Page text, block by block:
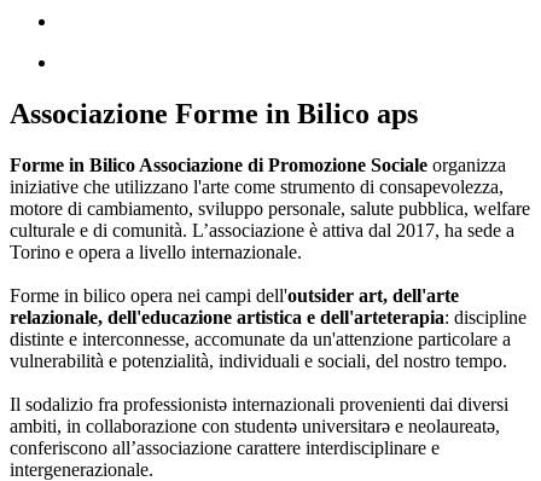
Associazione Forme in Bilico aps
Forme in Bilico Associazione di Promozione Sociale organizza
iniziative che utilizzano l'arte come strumento di consapevolezza,
motore di cambiamento, sviluppo personale, salute pubblica, welfare
culturale e di comunità. L’associazione è attiva dal 2017, ha sede a
Torino e opera a livello internazionale.
Forme in bilico opera nei campi dell'outsider art, dell'arte
relazionale, dell'educazione artistica e dell'arteterapia: discipline
distinte e interconnesse, accomunate da un'attenzione particolare a
vulnerabilità e potenzialità, individuali e sociali, del nostro tempo.
Il sodalizio fra professionistə internazionali provenienti dai diversi
ambiti, in collaborazione con studentə universitarə e neolaureatə,
conferiscono all’associazione carattere interdisciplinare e
intergenerazionale.